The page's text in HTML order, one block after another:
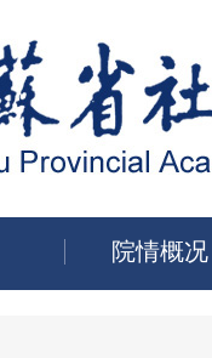
院情概况